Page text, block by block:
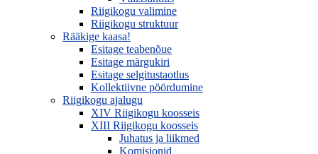
Riigikogu valimine
Riigikogu struktuur
Rääkige kaasa!
Esitage teabenõue
Esitage märgukiri
Esitage selgitustaotlus
Kollektiivne pöördumine
Riigikogu ajalugu
XIV Riigikogu koosseis
XIII Riigikogu koosseis
Juhatus ja liikmed
Komisjonid